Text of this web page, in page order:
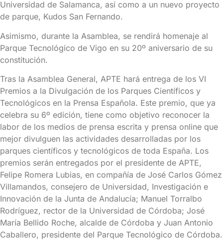
Universidad de Salamanca, así como a un nuevo proyecto
de parque, Kudos San Fernando.
Asimismo, durante la Asamblea, se rendirá homenaje al
Parque Tecnológico de Vigo en su 20º aniversario de su
constitución.
Tras la Asamblea General, APTE hará entrega de los VI
Premios a la Divulgación de los Parques Científicos y
Tecnológicos en la Prensa Española. Este premio, que ya
celebra su 6º edición, tiene como objetivo reconocer la
labor de los medios de prensa escrita y prensa online que
mejor divulguen las actividades desarrolladas por los
parques científicos y tecnológicos de toda España. Los
premios serán entregados por el presidente de APTE,
Felipe Romera Lubias, en compañía de José Carlos Gómez
Villamandos, consejero de Universidad, Investigación e
Innovación de la Junta de Andalucía; Manuel Torralbo
Rodríguez, rector de la Universidad de Córdoba; José
María Bellido Roche, alcalde de Córdoba y Juan Antonio
Caballero, presidente del Parque Tecnológico de Córdoba.